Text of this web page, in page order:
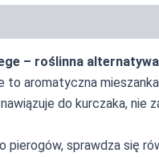
– roślinna
to aromatyczna
do kurczaka,
pierogów, sprawdza się